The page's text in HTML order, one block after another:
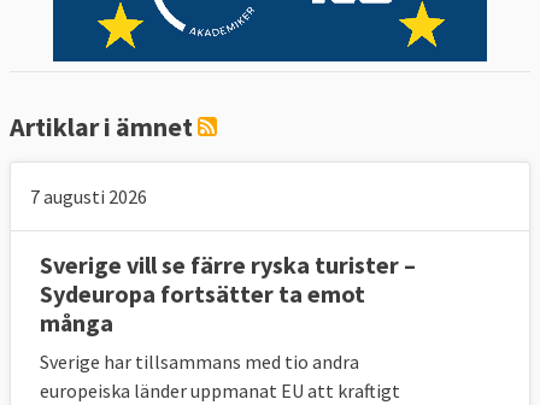
Artiklar i ämnet
7 augusti 2026
Sverige vill se färre ryska turister –
Sydeuropa fortsätter ta emot
många
Sverige har tillsammans med tio andra
europeiska länder uppmanat EU att kraftigt